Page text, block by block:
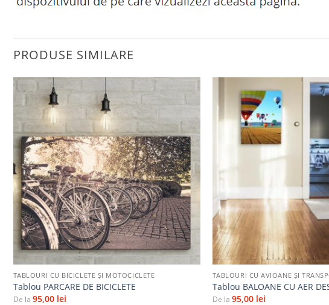
PRODUSE SIMILARE
Adaugă
la
favorite
+
TABLOURI CU BICICLETE ŞI MOTOCICLETE
Tablou PARCARE DE BICICLETE
De la 95,00 lei
+
TABLOURI CU AVIOANE ȘI
Tablou BALOANE CU AER
De la 95,00 lei